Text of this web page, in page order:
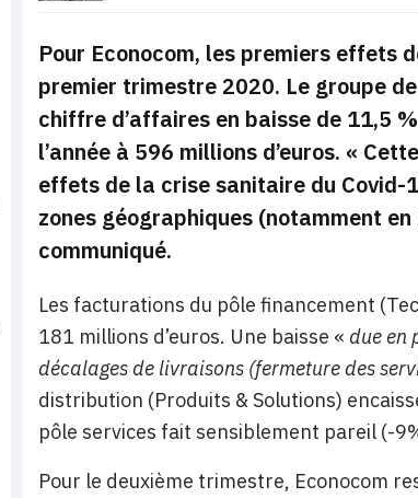
Pour Econocom, les premiers effets
premier trimestre 2020. Le groupe
chiffre d’affaires en baisse de 11,5
l’année à 596 millions d’euros. «
effets de la crise sanitaire du Covid-
zones géographiques (notamment
communiqué.
Les facturations du pôle financement
181 millions d’euros. Une baisse « due en
décalages de livraisons (fermeture des
distribution (Produits & Solutions)
pôle services fait sensiblement pareil (-
Pour le deuxième trimestre, Econocom